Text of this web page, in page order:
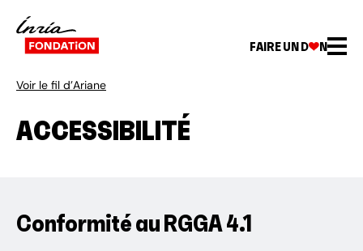
FAIRE UN D N
Voir le fil d’Ariane
ACCESSIBILITÉ
Conformité au RGGA 4.1